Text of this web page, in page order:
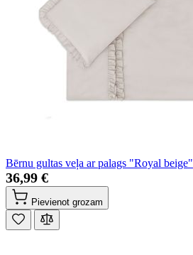
Bērnu gultas veļa ar palags "Royal beige"
36,99 €
Pievienot grozam